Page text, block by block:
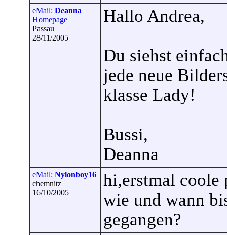
eMail: Deanna
Homepage
Passau
28/11/2005
Hallo Andrea,
Du siehst
jede neue
klasse Lady!
Bussi,
Deanna
eMail: Nylonboy16
chemnitz
16/10/2005
hi,erstmal coole
wie und wann
gegangen?